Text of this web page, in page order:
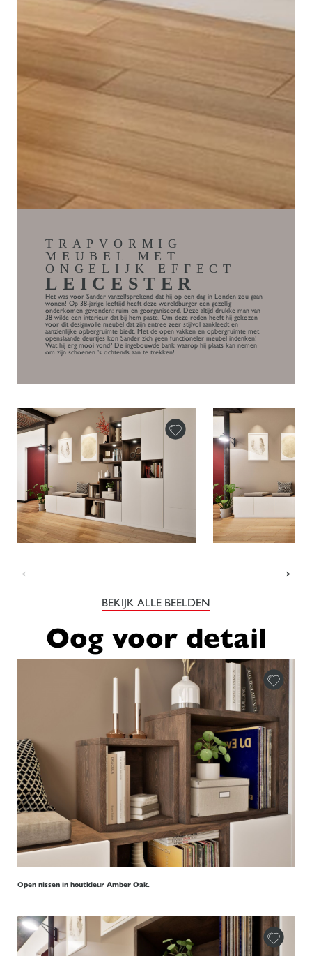
TRAPVORMIG
MEUBEL MET
ONGELIJK EFFECT
LEICESTER
Het was voor Sander vanzelfsprekend dat hij op een dag in Londen zou gaan
wonen! Op 38-jarige leeftijd heeft deze wereldburger een gezellig
onderkomen gevonden: ruim en georganiseerd. Deze altijd drukke man van
38 wilde een interieur dat bij hem paste. Om deze reden heeft hij gekozen
voor dit designvolle meubel dat zijn entree zeer stijlvol aankleedt en
aanzienlijke opbergruimte biedt. Met de open vakken en opbergruimte met
openslaande deurtjes kon Sander zich geen functioneler meubel indenken!
Wat hij erg mooi vond? De ingebouwde bank waarop hij plaats kan nemen
om zijn schoenen ‘s ochtends aan te trekken!
← →
BEKIJK ALLE BEELDEN
Oog voor detail
Open nissen in houtkleur Amber Oak.